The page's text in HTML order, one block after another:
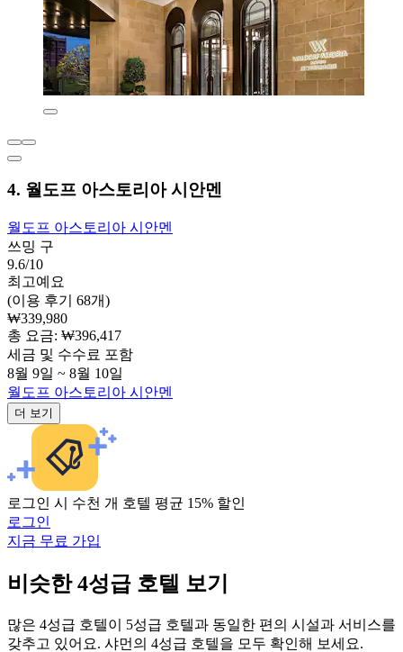
4. 월도프 아스토리아 시안멘
월도프 아스토리아 시안멘
쓰밍 구
9.6/10
최고예요
(이용 후기 68개)
₩339,980
총 요금: ₩396,417
세금 및 수수료 포함
8월 9일 ~ 8월 10일
월도프 아스토리아 시안멘
더 보기
로그인 시 수천 개 호텔 평균 15% 할인
로그인
지금 무료 가입
비슷한 4성급 호텔 보기
많은 4성급 호텔이 5성급 호텔과 동일한 편의 시설과 서비스를
갖추고 있어요. 샤먼의 4성급 호텔을 모두 확인해 보세요.